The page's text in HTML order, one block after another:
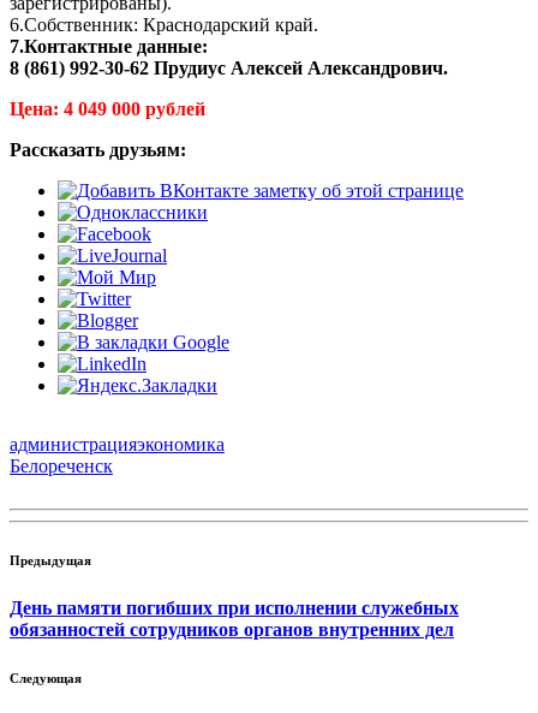
6.Собственник: Краснодарский край.
7.Контактные данные:
8 (861) 992-30-62 Прудиус Алексей Александрович.
Цена: 4 049 000 рублей
Рассказать друзьям:
администрацияэкономика
Белореченск
Предыдущая
День памяти погибших при исполнении служебных
обязанностей сотрудников органов внутренних дел
Следующая